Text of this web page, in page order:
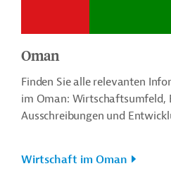
Oman
Finden Sie alle relevanten
im Oman: Wirtschaftsumfeld,
Ausschreibungen und
Wirtschaft im Oman